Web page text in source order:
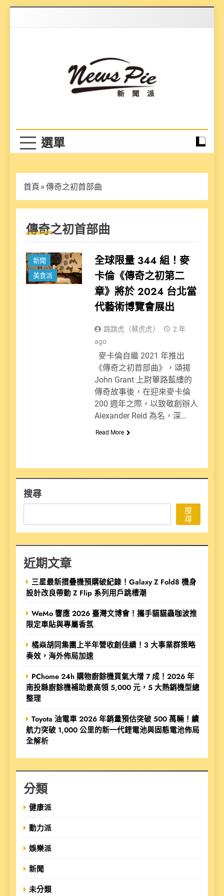
首頁 » 傳奇之初首部曲
傳奇之初首部曲
新聞
美食派
全球限量 344 組！麥
卡倫《傳奇之初第二
章》將於 2024 台北當
代藝術博覽會展出
跳跳虎（蔡虎虎）
2 年
ago
麥卡倫自繼 2021 年推出
《傳奇之初首部曲》，頌揚
John Grant 上尉篳路藍縷的
傳奇故事後，在迎來麥卡倫
200 週年之際，以致敬創辦人
Alexander Reid 為名，深…
Read More
搜尋
搜
尋
近期文章
三星最新摺疊機預購破紀錄！Galaxy Z Fold8 機身
設計改良帶動 Z Flip 系列用戶跳槽潮
WeMo 響應 2026 臺灣文博會！攜手貓貓蟲咖波推
限定車貼與專屬香氛
橘焱胡同集團上半年營收創佳績！3 大事業群策略
奏效，海外佈局加速
PChome 24h 購物廚餘機買氣大增 7 成！2026 年
南投縣廚餘機補助最高領 5,000 元，5 大熱銷機型總
整理
Toyota 油電車 2026 年銷量預估突破 500 萬輛！續
航力突破 1,000 公里的新一代鋰電池與固態電池佈局
全解析
分類
健康派
動力派
娛樂派
新聞
未分類